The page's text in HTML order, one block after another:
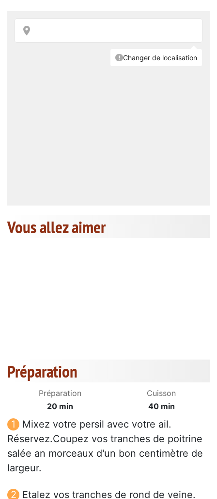
Vous allez aimer
Préparation
Préparation
20 min
Cuisson
40 min
Mixez votre persil avec votre ail.
Réservez.Coupez vos tranches de poitrine
salée an morceaux d'un bon centimètre de
largeur.
Etalez vos tranches de rond de veine.